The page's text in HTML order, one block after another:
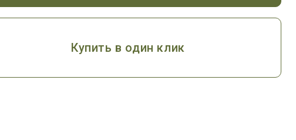
Купить в один клик